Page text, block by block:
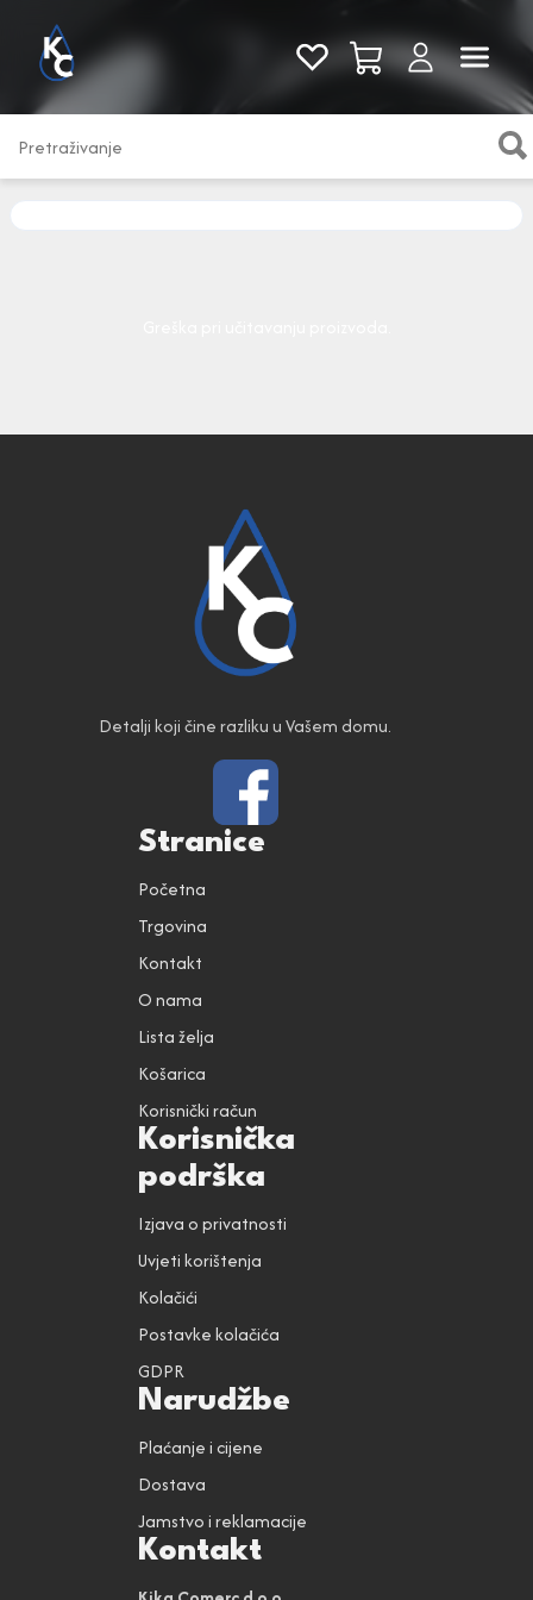
Pogledaj sve
Detalji koji čine razliku u Vašem domu.
Stranice
Početna
Trgovina
Kontakt
O nama
Lista želja
Košarica
Korisnički račun
Korisnička
podrška
Izjava o privatnosti
Uvjeti korištenja
Kolačići
Postavke kolačića
GDPR
Narudžbe
Plaćanje i cijene
Dostava
Jamstvo i reklamacije
Kontakt